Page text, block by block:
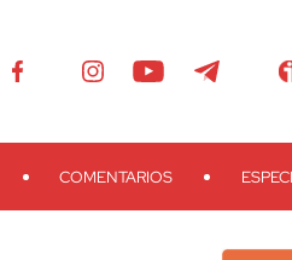
COMENTARIOS